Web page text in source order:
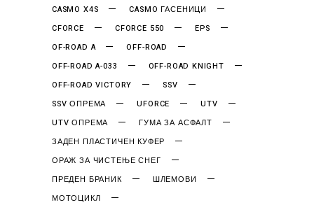
CASMO X4S
CASMO ГАСЕНИЦИ
CFORCE
CFORCE 550
EPS
OF-ROAD A
OFF-ROAD
OFF-ROAD A-033
OFF-ROAD KNIGHT
OFF-ROAD VICTORY
SSV
SSV ОПРЕМА
UFORCE
UTV
UTV ОПРЕМА
ГУМА ЗА АСФАЛТ
ЗАДЕН ПЛАСТИЧЕН КУФЕР
ОРАЖ ЗА ЧИСТЕЊЕ СНЕГ
ПРЕДЕН БРАНИК
ШЛЕМОВИ
МОТОЦИКЛ